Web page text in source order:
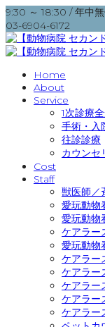
9:30 ～ 18:30 / 年中
03-6904-6172
Home
About
Service
1次診療
手術・入
往診診療
カウンセ
Cost
Staff
獣医師／
愛玩動物
愛玩動物
ケアラー
愛玩動物
ケアラー
ケアラー
ケアラー
ケアラー
ケアラー